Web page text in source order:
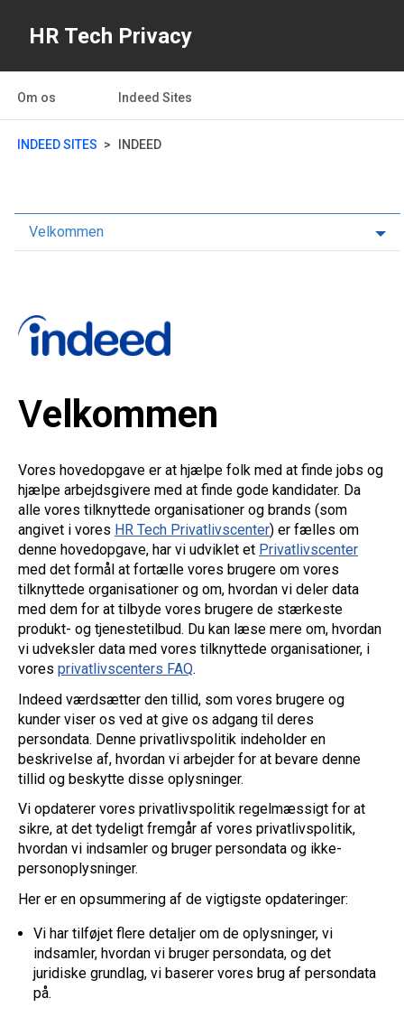
HR Tech Privacy
Om os Indeed Sites
INDEED SITES INDEED
Velkommen
Velkommen
Vores hovedopgave er at hjælpe folk med at finde jobs og
hjælpe arbejdsgivere med at finde gode kandidater. Da
alle vores tilknyttede organisationer og brands (som
angivet i vores HR Tech Privatlivscenter) er fælles om
denne hovedopgave, har vi udviklet et Privatlivscenter
med det formål at fortælle vores brugere om vores
tilknyttede organisationer og om, hvordan vi deler data
med dem for at tilbyde vores brugere de stærkeste
produkt- og tjenestetilbud. Du kan læse mere om, hvordan
vi udveksler data med vores tilknyttede organisationer, i
vores privatlivscenters FAQ.
Indeed værdsætter den tillid, som vores brugere og
kunder viser os ved at give os adgang til deres
persondata. Denne privatlivspolitik indeholder en
beskrivelse af, hvordan vi arbejder for at bevare denne
tillid og beskytte disse oplysninger.
Vi opdaterer vores privatlivspolitik regelmæssigt for at
sikre, at det tydeligt fremgår af vores privatlivspolitik,
hvordan vi indsamler og bruger persondata og ikke-
personoplysninger.
Her er en opsummering af de vigtigste opdateringer:
Vi har tilføjet flere detaljer om de oplysninger, vi
indsamler, hvordan vi bruger persondata, og det
juridiske grundlag, vi baserer vores brug af persondata
på.